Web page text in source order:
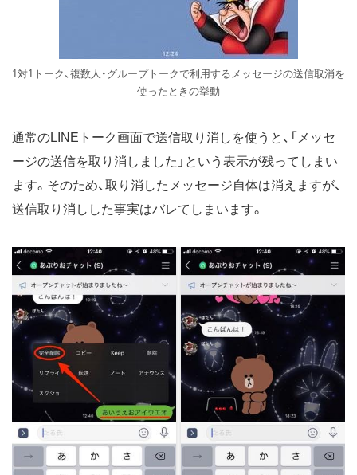
1対1トーク、複数人・グループトークで利用するメッセージの送信取消を
使ったときの挙動
通常のLINEトーク画面で送信取り消しを使うと、「メッセ
ージの送信を取り消しました」という表示が残ってしまい
ます。そのため、取り消したメッセージ自体は消えますが、
送信取り消しした事実はバレてしまいます。